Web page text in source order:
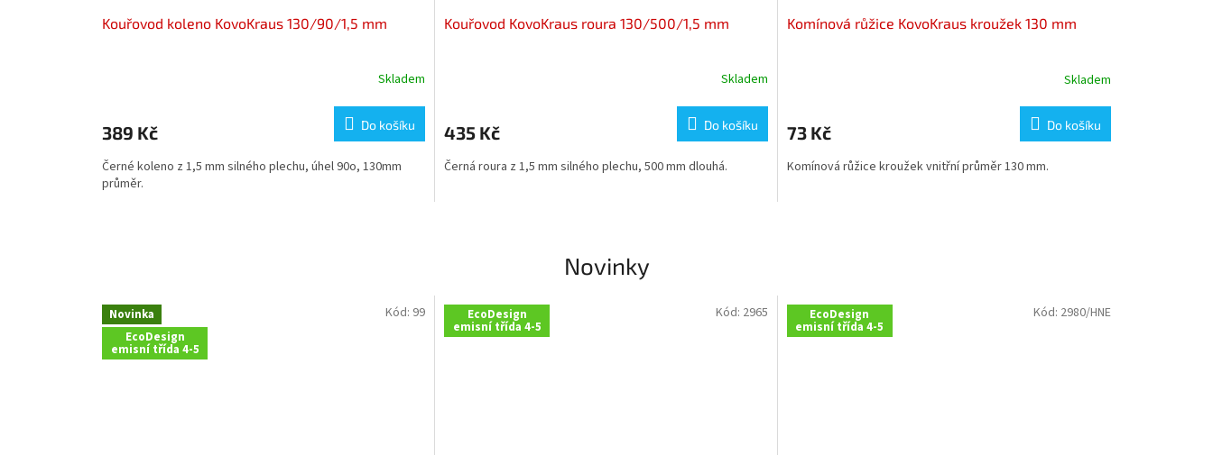
Kouřovod koleno KovoKraus 130/90/1,5 mm
Skladem
389 Kč Do košíku
Černé koleno z 1,5 mm silného plechu, úhel 90o, 130mm
průměr.
Kouřovod KovoKraus roura 130/500/1,5 mm
Skladem
435 Kč Do košíku
Černá roura z 1,5 mm silného plechu, 500 mm dlouhá.
Komínová růžice KovoKraus kroužek 130 mm
Skladem
73 Kč Do košíku
Komínová růžice kroužek vnitřní průměr 130 mm.
Novinky
Novinka
EcoDesign
emisní třída 4-5
Kód: 99 EcoDesign
emisní třída 4-5
Kód: 2965 EcoDesign
emisní třída 4-5
Kód: 2980/HNE